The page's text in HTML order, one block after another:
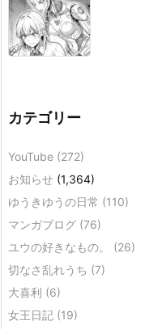
カテゴリー
YouTube (272)
お知らせ (1,364)
ゆうきゆうの日常 (110)
マンガブログ (76)
ユウの好きなもの。 (26)
切なさ乱れうち (7)
大喜利 (6)
女王日記 (19)